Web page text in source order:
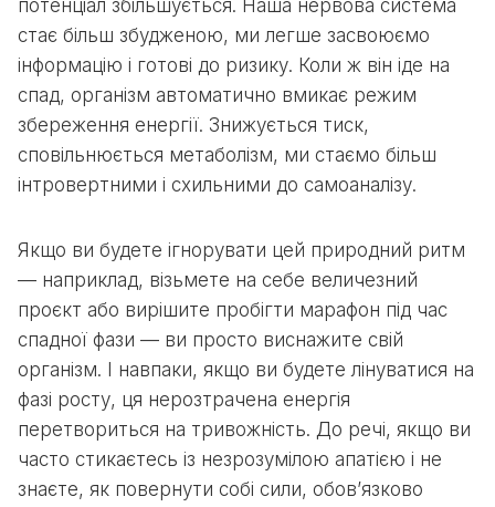
потенціал збільшується. Наша нервова система
стає більш збудженою, ми легше засвоюємо
інформацію і готові до ризику. Коли ж він іде на
спад, організм автоматично вмикає режим
збереження енергії. Знижується тиск,
сповільнюється метаболізм, ми стаємо більш
інтровертними і схильними до самоаналізу.
Якщо ви будете ігнорувати цей природний ритм
— наприклад, візьмете на себе величезний
проєкт або вирішите пробігти марафон під час
спадної фази — ви просто виснажите свій
організм. І навпаки, якщо ви будете лінуватися на
фазі росту, ця нерозтрачена енергія
перетвориться на тривожність. До речі, якщо ви
часто стикаєтесь із незрозумілою апатією і не
знаєте, як повернути собі сили, обов’язково